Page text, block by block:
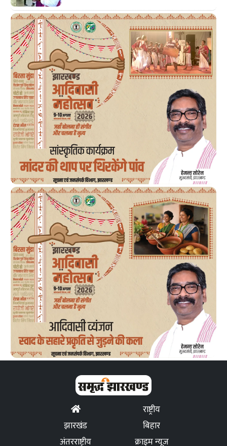
राष्ट्रीय
झारखंड
बिहार
अंतरराष्ट्रीय
क्राइम न्यूज